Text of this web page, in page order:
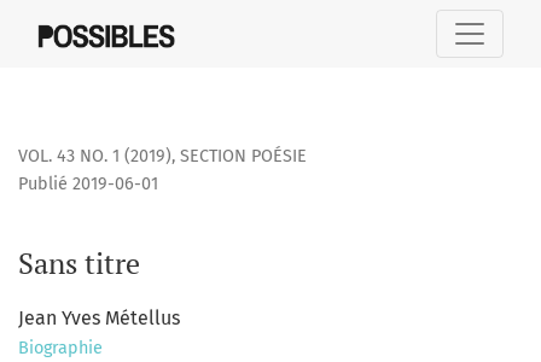
VOL. 43 NO. 1 (2019), SECTION POÉSIE
Sans titre
Publié 2019-06-01
Jean Yves Métellus
Biographie